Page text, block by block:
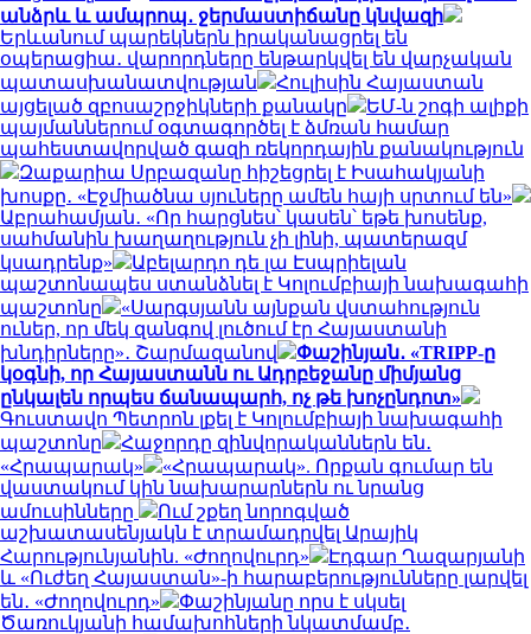
անձրև և ամպրոպ․ ջերմաստիճանը կնվազի
Երևանում պարեկներն իրականացրել են
օպերացիա․ վարորդները ենթարկվել են վարչական
պատասխանատվության
Հուլիսին Հայաստան
այցելած զբոսաշրջիկների քանակը
ԵՄ-ն շոգի ալիքի
պայմաններում օգտագործել է ձմռան համար
պահեստավորված գազի ռեկորդային քանակություն
Զաքարիա Սրբազանը հիշեցրել է Իսահակյանի
խոսքը․ «Էջմիածնա սյուները ամեն հայի սրտում են»
Աբրահամյան․ «Որ հարցնես՝ կասեն՝ եթե խոսենք,
սահմանին խաղաղություն չի լինի, պատերազմ
կսադրենք»
Աբելարդո դե լա Էսպրիելան
պաշտոնապես ստանձնել է Կոլումբիայի նախագահի
պաշտոնը
«Սարգսյանն այնքան վստահություն
ուներ, որ մեկ զանգով լուծում էր Հայաստանի
խնդիրները»․ Շարմազանով
Փաշինյան․ «TRIPP-ը
կօգնի, որ Հայաստանն ու Ադրբեջանը միմյանց
ընկալեն որպես ճանապարհ, ոչ թե խոչընդոտ»
Գուստավո Պետրոն լքել է Կոլումբիայի նախագահի
պաշտոնը
Հաջորդը զինվորականներն են․
«Հրապարակ»
«Հրապարակ». Որքան գումար են
վաստակում կին նախարարներն ու նրանց
ամուսինները
Ում շքեղ նորոգված
աշխատասենյակն է տրամադրվել Արայիկ
Հարությունյանին. «Ժողովուրդ»
Էդգար Ղազարյանի
և «Ուժեղ Հայաստան»-ի հարաբերությունները լարվել
են․ «Ժողովուրդ»
Փաշինյանը որս է սկսել
Ծառուկյանի համախոհների նկատմամբ․